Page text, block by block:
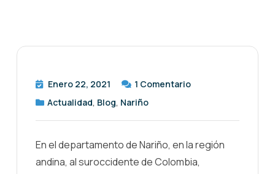
Enero 22, 2021 1 Comentario
Actualidad, Blog, Nariño
En el departamento de Nariño, en la región
andina, al suroccidente de Colombia,